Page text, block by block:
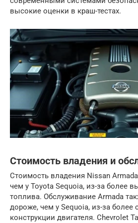
высокие оценки в краш-тестах.
Стоимость владения и
Стоимость владения Nissan
чем у Toyota Sequoia, из-за более
топлива. Обслуживание Armada
дороже, чем у Sequoia, из-за более
конструкции двигателя. Chevrolet